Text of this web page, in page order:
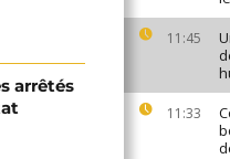
11:45
11:33
arrêtés